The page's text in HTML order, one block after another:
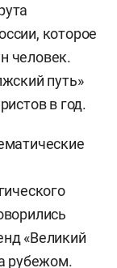
которое
человек.
путь»
в год.
«Великий
рубежом.